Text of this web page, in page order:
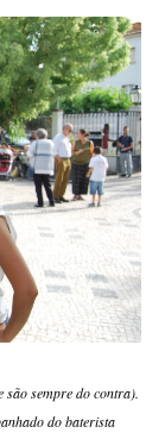
são sempre do contra).
do baterista